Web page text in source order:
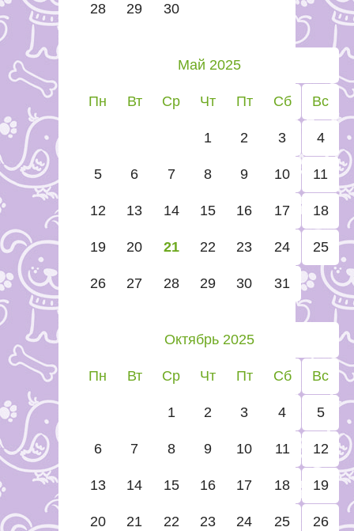
28 29 30
Май 2025
Пн Вт Ср Чт Пт Сб Вс
1 2 3 4
5 6 7 8 9 10 11
12 13 14 15 16 17 18
19 20 21 22 23 24 25
26 27 28 29 30 31
Октябрь 2025
Пн Вт Ср Чт Пт Сб Вс
1 2 3 4 5
6 7 8 9 10 11 12
13 14 15 16 17 18 19
20 21 22 23 24 25 26